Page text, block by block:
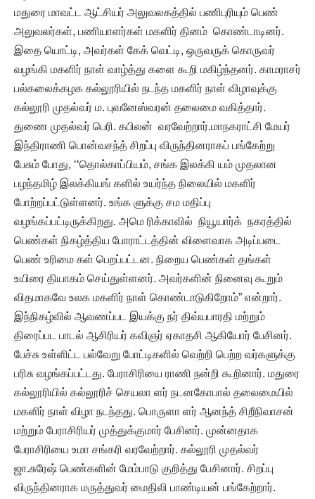
மதுரை மாவட்ட ஆட்சியர் அலுவலகத்தில் பணிபுரியும் பெண்
அலுவலர்கள், பணியாளர்கள் மகளிர் தினம் கொண்டாடினர்.
இதை யொட்டி, அவர்கள் கேக் வெட்டி, ஒருவருக் கொருவர்
வழங்கி மகளிர் நாள் வாழ்த்து களை கூறி மகிழ்ந்தனர். காமராசர்
பல்கலைக்கழக கல்லூரியில் நடந்த மகளிர் நாள் விழாவுக்கு
கல்லூரி முதல்வர் ம. புவனேஸ்வரன் தலைமை வகித்தார்.
துணை முதல்வர் பெரி. கபிலன் வரவேற்றார்.மாநகராட்சி மேயர்
இந்திராணி பொன்வசந்த் சிறப்பு விருந்தினராகப் பங்கேற்று
பேசும் போது, ‘‘தொல்காப்பியம், சங்க இலக்கி யம் முதலான
பழந்தமிழ் இலக்கியங் களில் உயர்ந்த நிலையில் மகளிர்
போற்றப்பட்டுள்ளனர். உங்க ளுக்கு சம மதிப்பு
வழங்கப்பட்டிருக்கிறது. அமெ ரிக்காவில் நியூயார்க் நகரத்தில்
பெண்கள் நிகழ்த்திய போராட்டத்தின் விளைவாக அடிப்படை
பெண் உரிமை கள் பெறப்பட்டன. நிறைய பெண்கள் தங்கள்
உயிரை தியாகம் செய்துள்ளனர். அவர்களின் நினைவு கூறும்
விதமாகவே உலக மகளிர் நாள் கொண்டாடுகிறோம்” என்றார்.
இந்நிகழ்வில் ஆவணப்பட இயக்கு நர் திவ்யபாரதி மற்றும்
திரைப்பட பாடல் ஆசிரியர் கவிஞர் ஏகாதசி ஆகியோர் பேசினர்.
பேச்சு உள்ளிட்ட பல்வேறு போட்டிகளில் வெற்றி பெற்ற வர்களுக்கு
பரிசு வழங்கப்பட்டது. பேராசிரியை ராணி நன்றி கூறினார். மதுரை
கல்லூரியில் கல்லூரிச் செயலா ளர் நடனகோபால் தலைமையில்
மகளிர் நாள் விழா நடந்தது. பொருளா ளர் ஆனந்த் சிறீநிவாசன்
மற்றும் பேராசிரியர் முத்துக்குமார் பேசினர். முன்னதாக
பேராசிரியை உமா சங்கரி வரவேற்றார். கல்லூரி முதல்வர்
ஜா.சுரேஷ் பெண்களின் மேம்பாடு குறித்து பேசினார். சிறப்பு
விருந்தினராக மருத்துவர் மைதிலி பாண்டியன் பங்கேற்றார்.